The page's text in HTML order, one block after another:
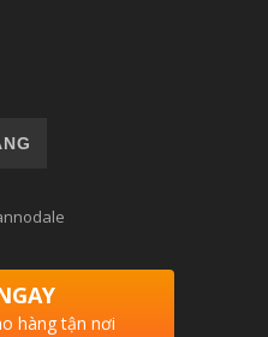
số lượng
hàng tận nơi